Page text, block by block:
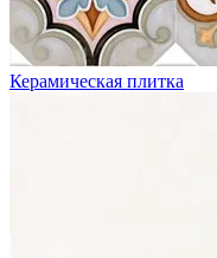
Керамическая плитка